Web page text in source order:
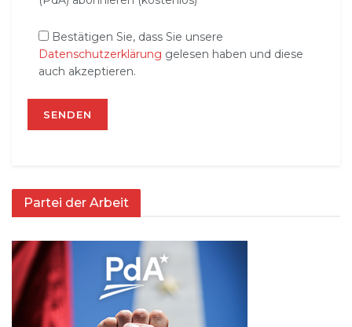
Bestätigen Sie, dass Sie unsere
Datenschutzerklärung gelesen haben und diese
auch akzeptieren.
Partei der Arbeit